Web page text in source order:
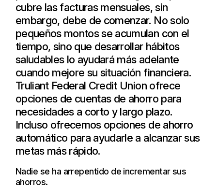
cubre las facturas mensuales, sin
embargo, debe de comenzar. No solo
pequeños montos se acumulan con el
tiempo, sino que desarrollar hábitos
saludables lo ayudará más adelante
cuando mejore su situación financiera.
Truliant Federal Credit Union ofrece
opciones de cuentas de ahorro para
necesidades a corto y largo plazo.
Incluso ofrecemos opciones de ahorro
automático para ayudarle a alcanzar sus
metas más rápido.
Nadie se ha arrepentido de incrementar sus
ahorros.